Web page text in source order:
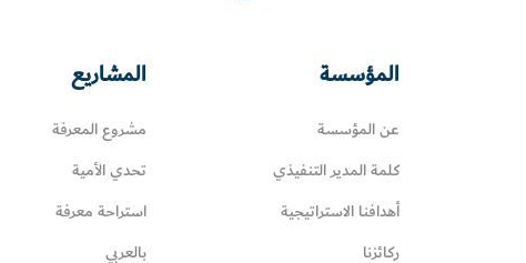
المؤسسة
عن المؤسسة
كلمة المدير التنفيذي
أهدافنا الاستراتيجية
ركائزنا
المشاريع
مشروع المعرفة
تحدي الأمية
استراحة معرفة
بالعربي